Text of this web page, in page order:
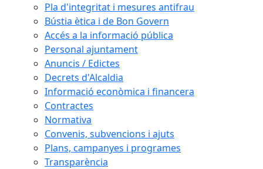
Pla d'integritat i mesures antifrau
Bústia ètica i de Bon Govern
Accés a la informació pública
Personal ajuntament
Anuncis / Edictes
Decrets d'Alcaldia
Informació econòmica i financera
Contractes
Normativa
Convenis, subvencions i ajuts
Plans, campanyes i programes
Transparència